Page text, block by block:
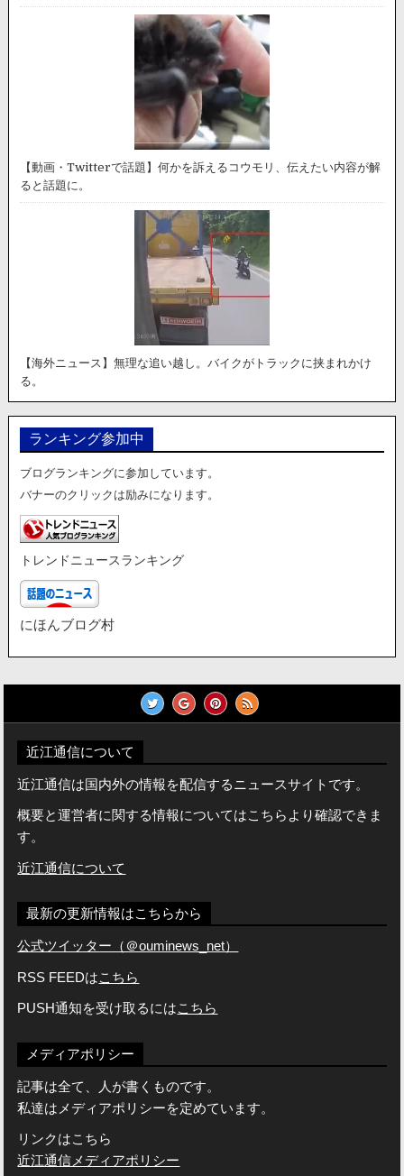
【動画・Twitterで話題】何かを訴えるコウモリ、伝えたい内容が解
ると話題に。
【海外ニュース】無理な追い越し。バイクがトラックに挟まれかけ
る。
ランキング参加中
ブログランキングに参加しています。
バナーのクリックは励みになります。
トレンドニュースランキング
にほんブログ村
近江通信について
近江通信は国内外の情報を配信するニュースサイトです。
概要と運営者に関する情報についてはこちらより確認できま
す。
近江通信について
最新の更新情報はこちらから
公式ツイッター（＠ouminews_net）
RSS FEEDはこちら
PUSH通知を受け取るにはこちら
メディアポリシー
記事は全て、人が書くものです。
私達はメディアポリシーを定めています。
リンクはこちら
近江通信メディアポリシー